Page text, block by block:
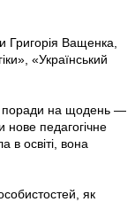
Ващенка,
«Український
поради на щодень —
нове педагогічне
освіті, вона
як